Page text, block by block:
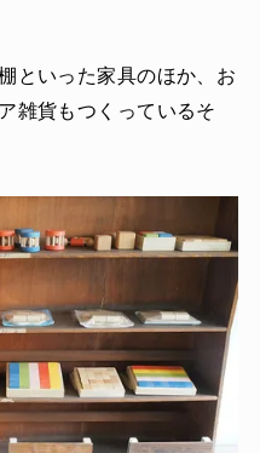
といった家具のほか、お
雑貨もつくっているそ